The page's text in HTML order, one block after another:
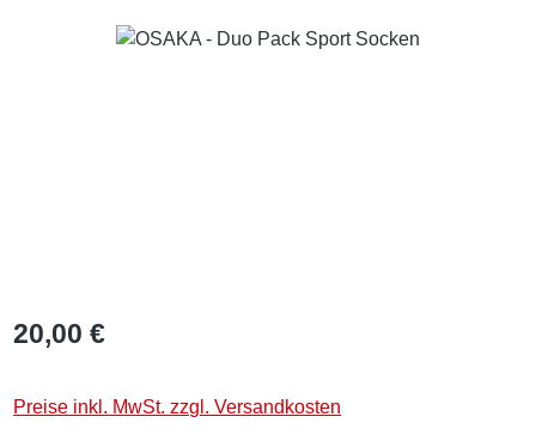
Bildergalerie überspringen
20,00 €
Preise inkl. MwSt. zzgl. Versandkosten